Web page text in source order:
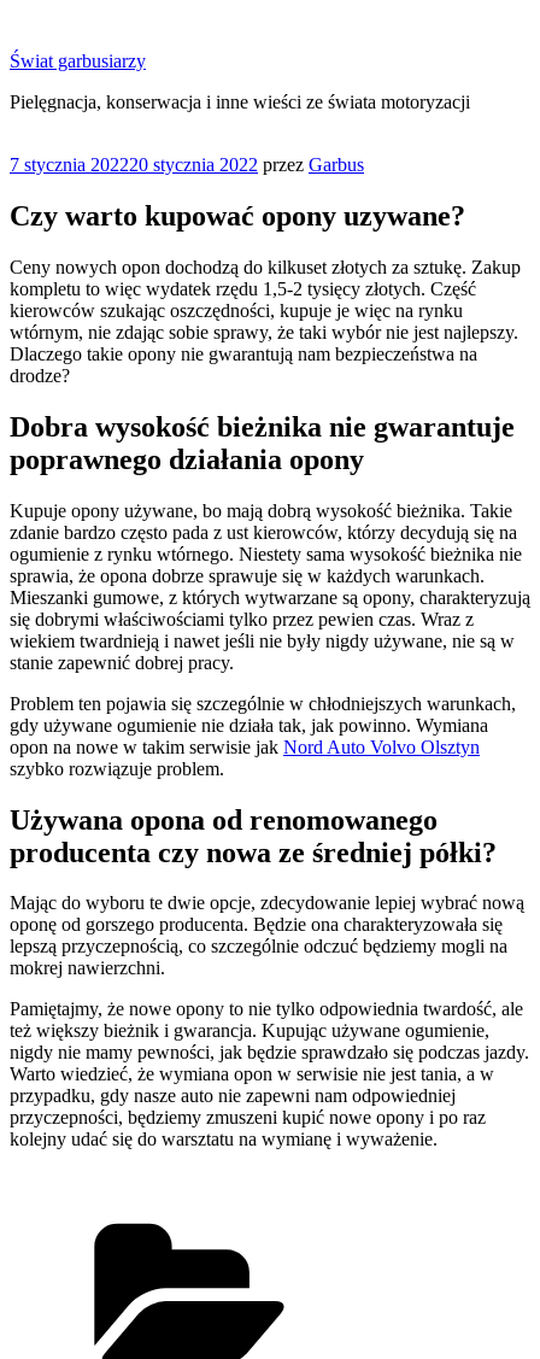
treści
Świat garbusiarzy
Pielęgnacja, konserwacja i inne wieści ze świata motoryzacji
Opublikowane
7 stycznia 202220 stycznia 2022 przez Garbus
Czy warto kupować opony uzywane?
Ceny nowych opon dochodzą do kilkuset złotych za sztukę. Zakup
kompletu to więc wydatek rzędu 1,5-2 tysięcy złotych. Część
kierowców szukając oszczędności, kupuje je więc na rynku
wtórnym, nie zdając sobie sprawy, że taki wybór nie jest najlepszy.
Dlaczego takie opony nie gwarantują nam bezpieczeństwa na
drodze?
Dobra wysokość bieżnika nie gwarantuje
poprawnego działania opony
Kupuje opony używane, bo mają dobrą wysokość bieżnika. Takie
zdanie bardzo często pada z ust kierowców, którzy decydują się na
ogumienie z rynku wtórnego. Niestety sama wysokość bieżnika nie
sprawia, że opona dobrze sprawuje się w każdych warunkach.
Mieszanki gumowe, z których wytwarzane są opony, charakteryzują
się dobrymi właściwościami tylko przez pewien czas. Wraz z
wiekiem twardnieją i nawet jeśli nie były nigdy używane, nie są w
stanie zapewnić dobrej pracy.
Problem ten pojawia się szczególnie w chłodniejszych warunkach,
gdy używane ogumienie nie działa tak, jak powinno. Wymiana
opon na nowe w takim serwisie jak Nord Auto Volvo Olsztyn
szybko rozwiązuje problem.
Używana opona od renomowanego
producenta czy nowa ze średniej półki?
Mając do wyboru te dwie opcje, zdecydowanie lepiej wybrać nową
oponę od gorszego producenta. Będzie ona charakteryzowała się
lepszą przyczepnością, co szczególnie odczuć będziemy mogli na
mokrej nawierzchni.
Pamiętajmy, że nowe opony to nie tylko odpowiednia twardość, ale
też większy bieżnik i gwarancja. Kupując używane ogumienie,
nigdy nie mamy pewności, jak będzie sprawdzało się podczas jazdy.
Warto wiedzieć, że wymiana opon w serwisie nie jest tania, a w
przypadku, gdy nasze auto nie zapewni nam odpowiedniej
przyczepności, będziemy zmuszeni kupić nowe opony i po raz
kolejny udać się do warsztatu na wymianę i wyważenie.